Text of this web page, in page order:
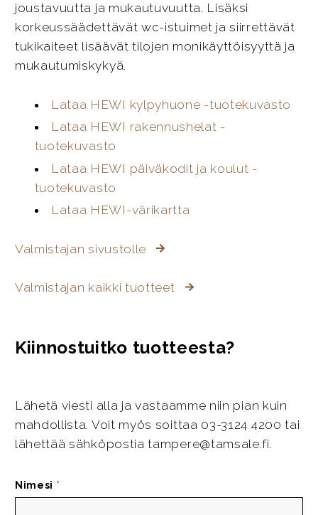
joustavuutta ja mukautuvuutta. Lisäksi
korkeussäädettävät wc-istuimet ja siirrettävät
tukikaiteet lisäävät tilojen monikäyttöisyyttä ja
mukautumiskykyä.
Lataa HEWI kylpyhuone -tuotekuvasto
Lataa HEWI rakennushelat -
tuotekuvasto
Lataa HEWI päiväkodit ja koulut -
tuotekuvasto
Lataa HEWI-värikartta
Valmistajan sivustolle
Valmistajan kaikki tuotteet
Kiinnostuitko tuotteesta?
Lähetä viesti alla ja vastaamme niin pian kuin
mahdollista. Voit myös soittaa 03-3124 4200 tai
lähettää sähköpostia tampere@tamsale.fi.
Nimesi *